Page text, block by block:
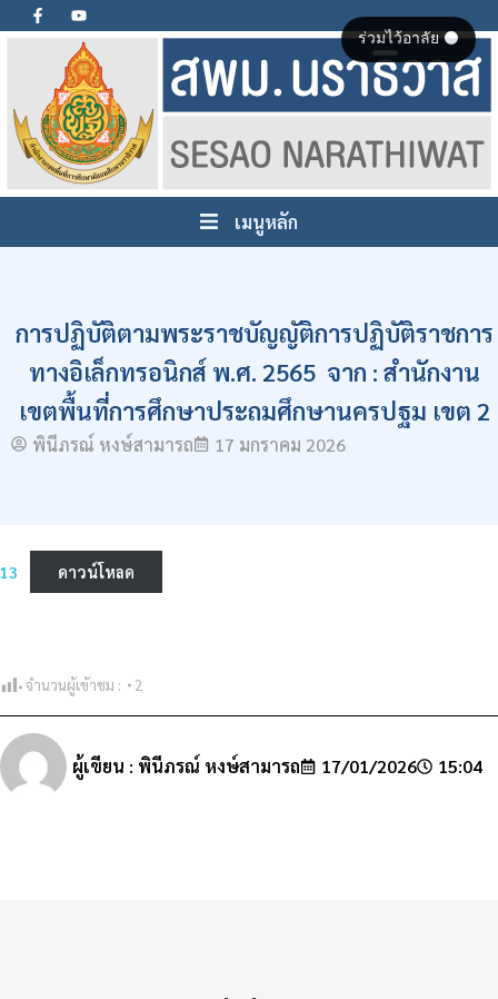
เมนูหลัก
การปฏิบัติตามพระราชบัญญัติการปฏิบัติราชการ
ทางอิเล็กทรอนิกส์ พ.ศ. 2565 จาก : สำนักงาน
เขตพื้นที่การศึกษาประถมศึกษานครปฐม เขต 2
พินีภรณ์ หงษ์สามารถ 17 มกราคม 2026
13 ดาวน์โหลด
จำนวนผู้เข้าชม : 2
ผู้เขียน : พินีภรณ์ หงษ์สามารถ 17/01/2026 15:04
ร่วมไว้อาลัย ⚫